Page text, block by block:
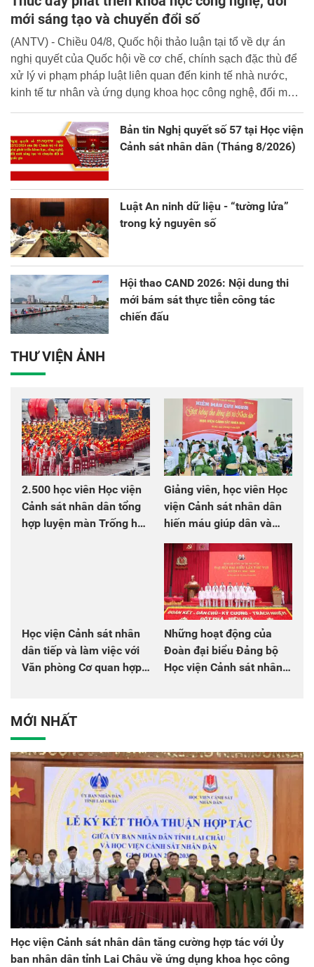
mới sáng tạo và chuyển đổi số
(ANTV) - Chiều 04/8, Quốc hội thảo luận tại tổ về dự án
nghị quyết của Quốc hội về cơ chế, chính sạch đặc thù để
xử lý vi phạm pháp luật liên quan đến kinh tế nhà nước,
kinh tế tư nhân và ứng dụng khoa học công nghệ, đổi mới
Bản tin Nghị quyết số 57 tại Học viện
Cảnh sát nhân dân (Tháng 8/2026)
Luật An ninh dữ liệu - “tường lửa”
trong kỷ nguyên số
Hội thao CAND 2026: Nội dung thi
mới bám sát thực tiễn công tác
chiến đấu
THƯ VIỆN ẢNH
2.500 học viên Học viện
Cảnh sát nhân dân tổng
hợp luyện màn Trống hội
Giảng viên, học viên Học
viện Cảnh sát nhân dân
hiến máu giúp dân và
Học viện Cảnh sát nhân
dân tiếp và làm việc với
Văn phòng Cơ quan hợp
Những hoạt động của
Đoàn đại biểu Đảng bộ
Học viện Cảnh sát nhân
MỚI NHẤT
Học viện Cảnh sát nhân dân tăng cường hợp tác với Ủy
ban nhân dân tỉnh Lai Châu về ứng dụng khoa học công